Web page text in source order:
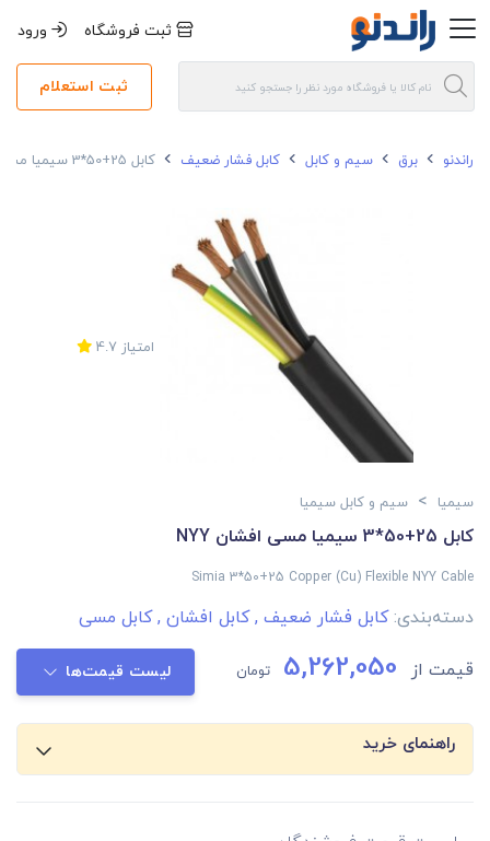
ثبت فروشگاه ورود
ثبت استعلام
راندنو برق سیم و کابل کابل فشار ضعیف کابل 25+50*3 سیمیا مسی افشان NYY
امتیاز 4.7
سیمیا > سیم و کابل سیمیا
کابل 25+50*3 سیمیا مسی افشان NYY
Simia 3*50+25 Copper (Cu) Flexible NYY Cable
دسته‌بندی:کابل فشار ضعیف ,کابل افشان ,کابل مسی
قیمت از 5,262,050 تومان لیست قیمت‌ها
راهنمای خرید